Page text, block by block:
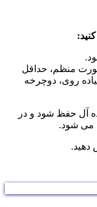
منظم، حداقل
روی، دوچرخه
آل حفظ شود و در
می شود.
دهید.